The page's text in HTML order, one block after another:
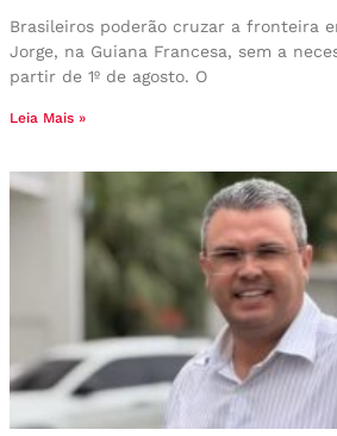
Brasileiros poderão cruzar a fronteira
Jorge, na Guiana Francesa, sem a
partir de 1º de agosto. O
Leia Mais »